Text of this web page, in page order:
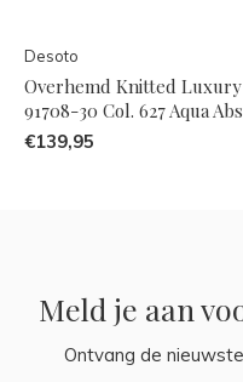
Desoto
Overhemd Knitted Luxury
91708-30 Col. 627 Aqua
€139,95
Meld je aan
Ontvang de